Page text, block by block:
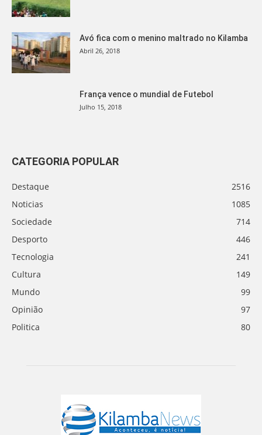
Avó fica com o menino maltrado no Kilamba
Abril 26, 2018
França vence o mundial de Futebol
Julho 15, 2018
CATEGORIA POPULAR
Destaque
2516
Noticias
1085
Sociedade
714
Desporto
446
Tecnologia
241
Cultura
149
Mundo
99
Opinião
97
Politica
80